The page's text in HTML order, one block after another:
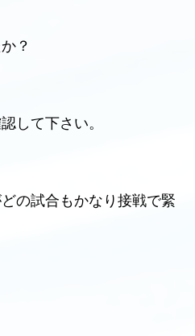
？
して下さい。
の試合もかなり接戦で緊